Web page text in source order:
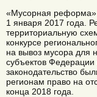
«Мусорная реформа»
1 января 2017 года.
территориальную
конкурсе
на вывоз мусора для
субъектов Федерации
законодательство
регионам право на
конца 2018 года.